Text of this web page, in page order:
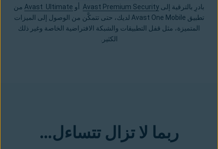
بادرِ بالترقية إلى Avast Premium Security أو Avast Ultimate من
تطبيق Avast One Mobile لديك، حتى تتمكَّن من الوصول إلى الميزات
المتميزة، مثل قفل التطبيقات والشبكة الافتراضية الخاصة وغير ذلك
الكثير.
ربما لا تزال تتساءل…